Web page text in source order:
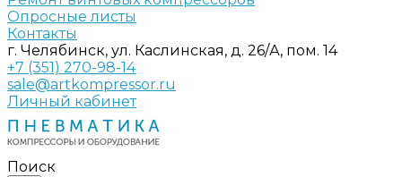
Опросные листы
Контакты
г. Челябинск, ул. Каслинская, д. 26/А, пом. 14
+7 (351) 270-98-14
sale@artkompressor.ru
Личный кабинет
Поиск